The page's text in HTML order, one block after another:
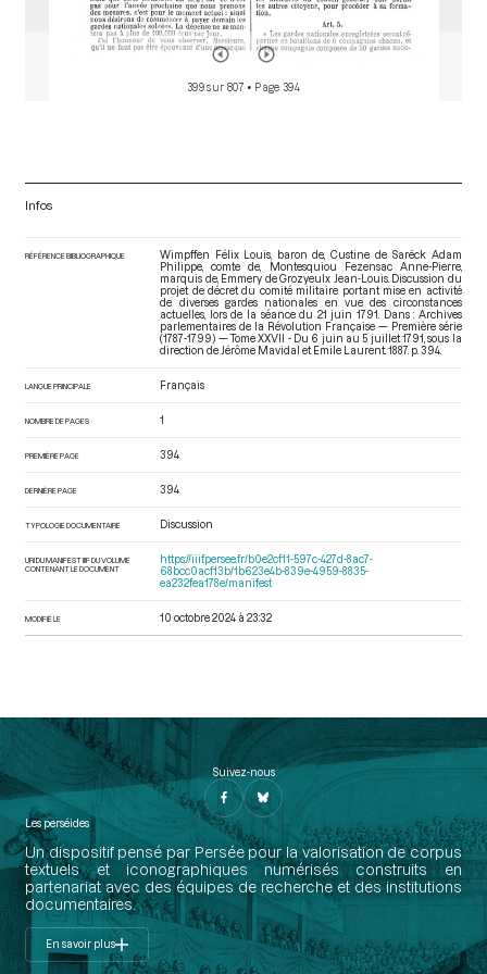
399 sur 807 • Page 394
Infos
RÉFÉRENCE BIBLIOGRAPHIQUE
Wimpffen Félix Louis, baron de, Custine de Sarëck Adam
Philippe, comte de, Montesquiou Fezensac Anne-Pierre,
marquis de, Emmery de Grozyeulx Jean-Louis. Discussion du
projet de décret du comité militaire portant mise en activité
de diverses gardes nationales en vue des circonstances
actuelles, lors de la séance du 21 juin 1791. Dans : Archives
parlementaires de la Révolution Française — Première série
(1787-1799) — Tome XXVII - Du 6 juin au 5 juillet 1791 , sous la
direction de Jérôme Mavidal et Emile Laurent. 1887. p. 394.
LANGUE PRINCIPALE Français
NOMBRE DE PAGES 1
PREMIÈRE PAGE 394
DERNIÈRE PAGE 394
TYPOLOGIE DOCUMENTAIRE Discussion
URI DU MANIFEST IIIF DU VOLUME
CONTENANT LE DOCUMENT
https://iiif.persee.fr/b0e2cf11-597c-427d-8ac7-
68bcc0acf13b/1b623e4b-839e-4959-8835-
ea232fea178e/manifest
MODIFIÉ LE 10 octobre 2024 à 23:32
Suivez-nous
Les perséides
Un dispositif pensé par Persée pour la valorisation de corpus
textuels et iconographiques numérisés construits en
partenariat avec des équipes de recherche et des institutions
documentaires.
En savoir plus